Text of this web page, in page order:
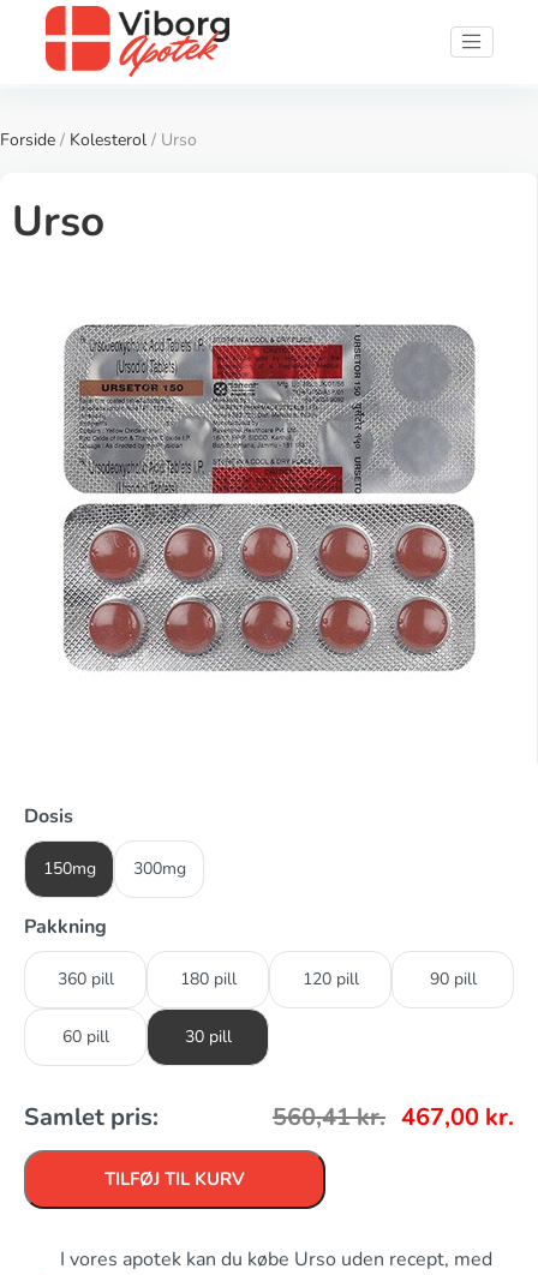
Forside / Kolesterol / Urso
Urso
Dosis
150mg 300mg
Pakkning
360 pill 180 pill 120 pill 90 pill
60 pill 30 pill
Samlet pris: 560,41kr. 467,00 kr.
TILFØJ TIL KURV
I vores apotek kan du købe Urso uden recept, med